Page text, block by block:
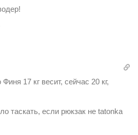
17 кг весит, сейчас 20 кг,
таскать, если рюкзак не tatonka